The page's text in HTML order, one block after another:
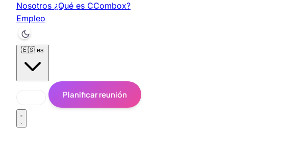
Nosotros ¿Qué es CCombox?
Empleo
🇪🇸 es
Planificar reunión